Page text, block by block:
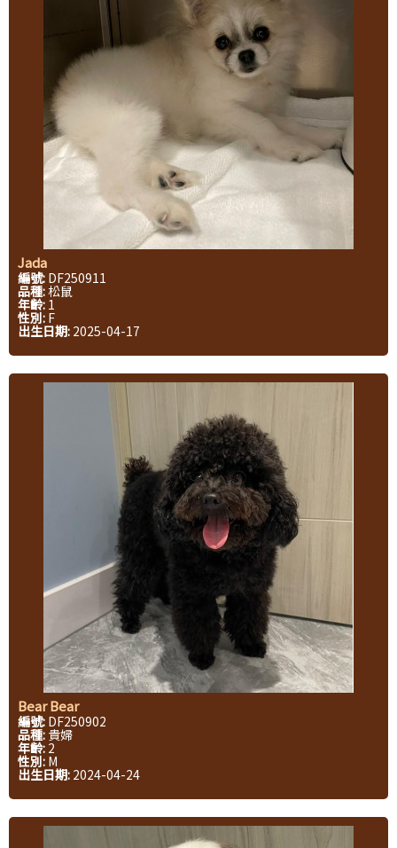
Jada
編號: DF250911
品種:松鼠
年齡: 1
性別: F
出生日期: 2025-04-17
Bear Bear
編號: DF250902
品種: 貴婦
年齡: 2
性別: M
出生日期: 2024-04-24